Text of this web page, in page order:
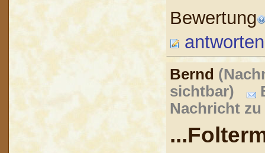
Bewertung
antworten
Bernd
sichtbar)
Nachricht